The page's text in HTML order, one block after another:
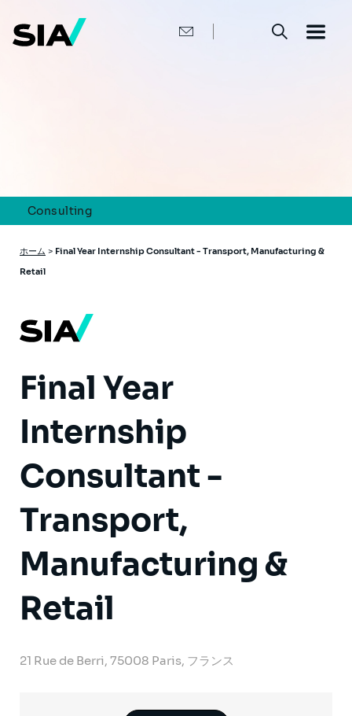
Consulting
パ
ン
ホーム > Final Year Internship Consultant - Transport, Manufacturing &
Retail
Final Year
Internship
Consultant -
Transport,
Manufacturing &
Retail
21 Rue de Berri, 75008 Paris, フランス